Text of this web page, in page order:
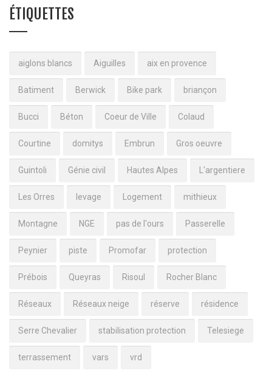
ÉTIQUETTES
aiglons blancs Aiguilles aix en provence
Batiment Berwick Bike park briançon
Bucci Béton Coeur de Ville Colaud
Courtine domitys Embrun Gros oeuvre
Guintoli Génie civil Hautes Alpes L'argentiere
Les Orres levage Logement mithieux
Montagne NGE pas de l'ours Passerelle
Peynier piste Promofar protection
Prébois Queyras Risoul Rocher Blanc
Réseaux Réseaux neige réserve résidence
Serre Chevalier stabilisation protection Telesiege
terrassement vars vrd